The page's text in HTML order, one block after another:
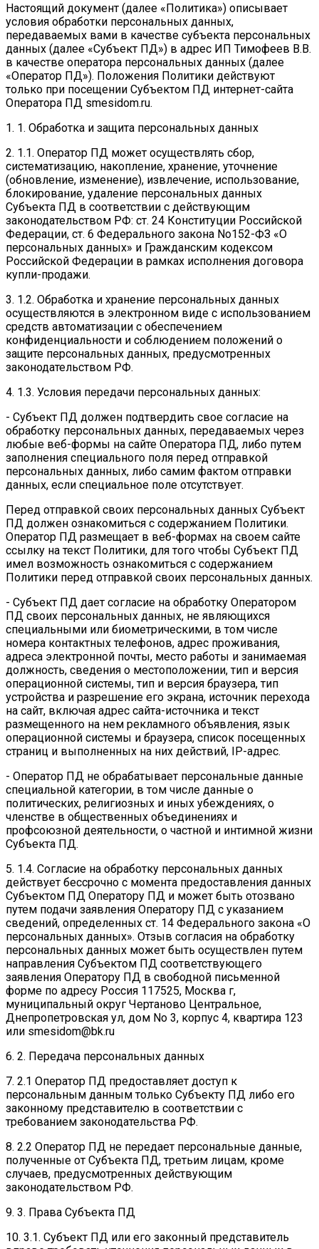
Настоящий документ (далее «Политика») описывает
условия обработки персональных данных,
передаваемых вами в качестве субъекта персональных
данных (далее «Субъект ПД») в адрес ИП Тимофеев В.В.
в качестве оператора персональных данных (далее
«Оператор ПД»). Положения Политики действуют
только при посещении Субъектом ПД интернет-сайта
Оператора ПД smesidom.ru.
1. 1. Обработка и защита персональных данных
2. 1.1. Оператор ПД может осуществлять сбор,
систематизацию, накопление, хранение, уточнение
(обновление, изменение), извлечение, использование,
блокирование, удаление персональных данных
Субъекта ПД в соответствии с действующим
законодательством РФ: ст. 24 Конституции Российской
Федерации, ст. 6 Федерального закона No152-ФЗ «О
персональных данных» и Гражданским кодексом
Российской Федерации в рамках исполнения договора
купли-продажи.
3. 1.2. Обработка и хранение персональных данных
осуществляются в электронном виде с использованием
средств автоматизации с обеспечением
конфиденциальности и соблюдением положений о
защите персональных данных, предусмотренных
законодательством РФ.
4. 1.3. Условия передачи персональных данных:
- Субъект ПД должен подтвердить свое согласие на
обработку персональных данных, передаваемых через
любые веб-формы на сайте Оператора ПД, либо путем
заполнения специального поля перед отправкой
персональных данных, либо самим фактом отправки
данных, если специальное поле отсутствует.
Перед отправкой своих персональных данных Субъект
ПД должен ознакомиться с содержанием Политики.
Оператор ПД размещает в веб-формах на своем сайте
ссылку на текст Политики, для того чтобы Субъект ПД
имел возможность ознакомиться с содержанием
Политики перед отправкой своих персональных данных.
- Субъект ПД дает согласие на обработку Оператором
ПД своих персональных данных, не являющихся
специальными или биометрическими, в том числе
номера контактных телефонов, адрес проживания,
адреса электронной почты, место работы и занимаемая
должность, сведения о местоположении, тип и версия
операционной системы, тип и версия браузера, тип
устройства и разрешение его экрана, источник перехода
на сайт, включая адрес сайта-источника и текст
размещенного на нем рекламного объявления, язык
операционной системы и браузера, список посещенных
страниц и выполненных на них действий, IP-адрес.
- Оператор ПД не обрабатывает персональные данные
специальной категории, в том числе данные о
политических, религиозных и иных убеждениях, о
членстве в общественных объединениях и
профсоюзной деятельности, о частной и интимной жизни
Субъекта ПД.
5. 1.4. Согласие на обработку персональных данных
действует бессрочно с момента предоставления данных
Субъектом ПД Оператору ПД и может быть отозвано
путем подачи заявления Оператору ПД с указанием
сведений, определенных ст. 14 Федерального закона «О
персональных данных». Отзыв согласия на обработку
персональных данных может быть осуществлен путем
направления Субъектом ПД соответствующего
заявления Оператору ПД в свободной письменной
форме по адресу Россия 117525, Москва г,
муниципальный округ Чертаново Центральное,
Днепропетровская ул, дом No 3, корпус 4, квартира 123
или smesidom@bk.ru
6. 2. Передача персональных данных
7. 2.1 Оператор ПД предоставляет доступ к
персональным данным только Субъекту ПД либо его
законному представителю в соответствии с
требованием законодательства РФ.
8. 2.2 Оператор ПД не передает персональные данные,
полученные от Субъекта ПД, третьим лицам, кроме
случаев, предусмотренных действующим
законодательством РФ.
9. 3. Права Субъекта ПД
10. 3.1. Субъект ПД или его законный представитель